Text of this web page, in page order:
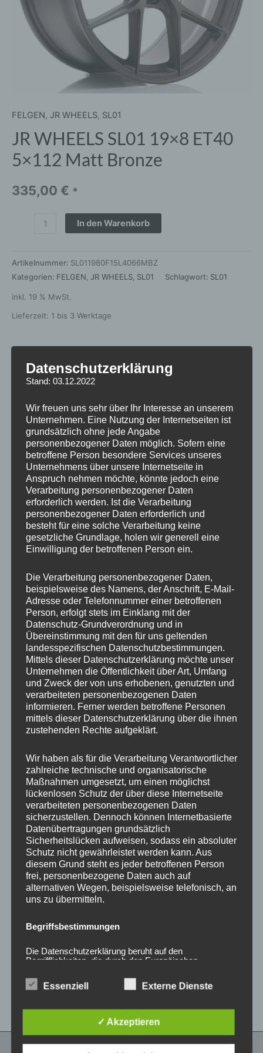
FELGEN, JR WHEELS, SL01
JR WHEELS SL01 19×8 ET40
5×112 Matt Bronze
335,00 € *
In den Warenkorb
Artikelnummer: SL011980F15L4066MBZ
Kategorien: FELGEN JR WHEELS SL01 Schlagwort: SL01
inkl. 19 % MwSt.
Lieferzeit: 1 bis 3 Werktage
Beschreibung
Produktsicherheit
Rezensionen (0)
https://jr-
wheels.com/certyfikaty/2023/12/12/1012/21/64358502-
112-5-57-40.pdf
Ähnliche Produkte
CONCAVER CVR1
19×8,5 ET45 5×112
Platinum Black
450,00€ *
Bewertet
mit
von
CONCAVER CVR1
19×8 ET40 5×112
Brushed Bronze
425,00
Bewertet
mit
0
von
5
Brushed Titanium
von
0
von
Datenschutzerklärung
Stand: 03.12.2022
Wir freuen uns sehr über Ihr Interesse an unserem
Unternehmen. Eine Nutzung der Internetseiten ist
grundsätzlich ohne jede Angabe
personenbezogener Daten möglich. Sofern eine
betroffene Person besondere Services unseres
Unternehmens über unsere Internetseite in
Anspruch nehmen möchte, könnte jedoch eine
Verarbeitung personenbezogener Daten
erforderlich werden. Ist die Verarbeitung
personenbezogener Daten erforderlich und
besteht für eine solche Verarbeitung keine
gesetzliche Grundlage, holen wir generell eine
Einwilligung der betroffenen Person ein.
Die Verarbeitung personenbezogener Daten,
beispielsweise des Namens, der Anschrift, E-Mail-
Adresse oder Telefonnummer einer betroffenen
Person, erfolgt stets im Einklang mit der
Datenschutz-Grundverordnung und in
Übereinstimmung mit den für uns geltenden
landesspezifischen Datenschutzbestimmungen.
Mittels dieser Datenschutzerklärung möchte unser
Unternehmen die Öffentlichkeit über Art, Umfang
und Zweck der von uns erhobenen, genutzten und
verarbeiteten personenbezogenen Daten
informieren. Ferner werden betroffene Personen
mittels dieser Datenschutzerklärung über die ihnen
zustehenden Rechte aufgeklärt.
Wir haben als für die Verarbeitung Verantwortlicher
zahlreiche technische und organisatorische
Maßnahmen umgesetzt, um einen möglichst
lückenlosen Schutz der über diese Internetseite
verarbeiteten personenbezogenen Daten
sicherzustellen. Dennoch können Internetbasierte
Datenübertragungen grundsätzlich
Sicherheitslücken aufweisen, sodass ein absoluter
Schutz nicht gewährleistet werden kann. Aus
diesem Grund steht es jeder betroffenen Person
frei, personenbezogene Daten auch auf
alternativen Wegen, beispielsweise telefonisch, an
uns zu übermitteln.
Begriffsbestimmungen
Die Datenschutzerklärung beruht auf den
Begrifflichkeiten, die durch den Europäischen
Datenschutz-Grundverordnung (DS-GVO) verwendet
wurden. Unsere Datenschutzerklärung soll sowohl für
Geschäftspartner einfach lesbar und verständlich sein.
Um dies zu gewährleisten, möchten wir vorab die
verwendeten Begrifflichkeiten erläutern.
Essenziell Externe Dienste
✓ Akzeptieren